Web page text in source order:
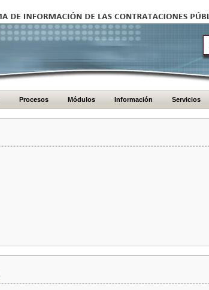
Procesos Módulos Información Servicios